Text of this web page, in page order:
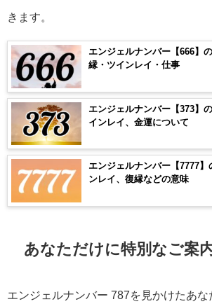
きます。
エンジェルナンバー【666】
縁・ツインレイ・仕事
エンジェルナンバー【373】
インレイ、金運について
エンジェルナンバー【7777】
ンレイ、復縁などの意味
あなただけに特別なご案
エンジェルナンバー 787を見かけたあな